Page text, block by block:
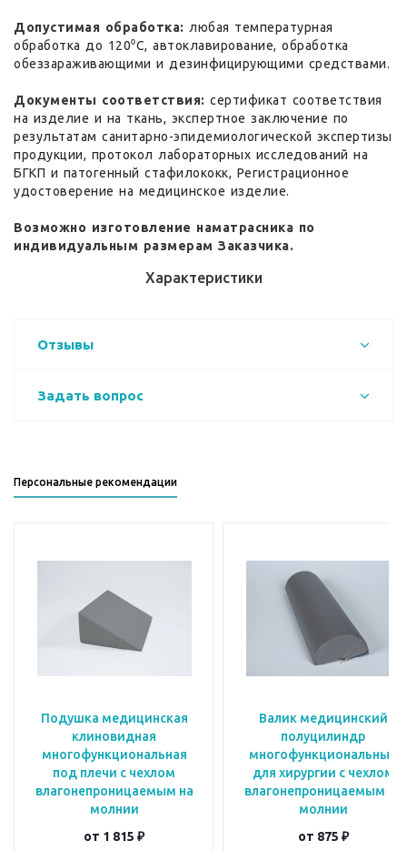
Допустимая обработка: любая температурная
обработка до 120⁰С, автоклавирование, обработка
обеззараживающими и дезинфицирующими средствами.
Документы соответствия: сертификат соответствия
на изделие и на ткань, экспертное заключение по
результатам санитарно-эпидемиологической экспертизы
продукции, протокол лабораторных исследований на
БГКП и патогенный стафилококк, Регистрационное
удостоверение на медицинское изделие.
Возможно изготовление наматрасника по
индивидуальным размерам Заказчика.
Характеристики
Отзывы
Задать вопрос
Персональные рекомендации
Подушка медицинская
клиновидная
многофункциональная
под плечи с чехлом
влагонепроницаемым на
молнии
от 1 815 ₽
Валик медицинский
полуцилиндр
многофункциональный
для хирургии с чехлом
влагонепроницаемым на
молнии
от 875 ₽